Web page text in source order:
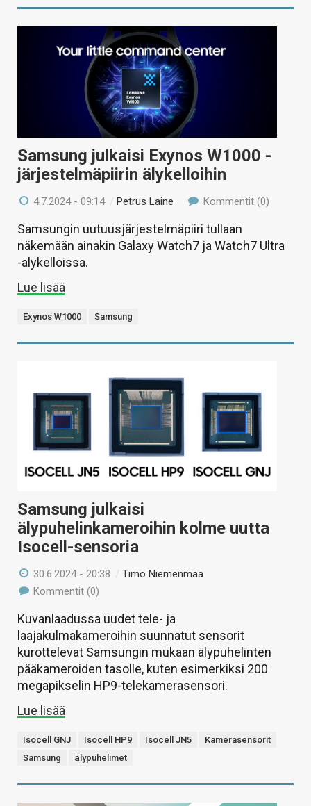
Samsung julkaisi Exynos W1000 -
järjestelmäpiirin älykelloihin
4.7.2024 - 09:14 /Petrus Laine Kommentit (0)
Samsungin uutuusjärjestelmäpiiri tullaan
näkemään ainakin Galaxy Watch7 ja Watch7 Ultra
-älykelloissa.
Lue lisää
Exynos W1000 Samsung
Samsung julkaisi
älypuhelinkameroihin kolme uutta
Isocell-sensoria
30.6.2024 - 20:38 /Timo Niemenmaa
Kommentit (0)
Kuvanlaadussa uudet tele- ja
laajakulmakameroihin suunnatut sensorit
kurottelevat Samsungin mukaan älypuhelinten
pääkameroiden tasolle, kuten esimerkiksi 200
megapikselin HP9-telekamerasensori.
Lue lisää
Isocell GNJ Isocell HP9 Isocell JN5
Kamerasensorit
Samsung
älypuhelimet